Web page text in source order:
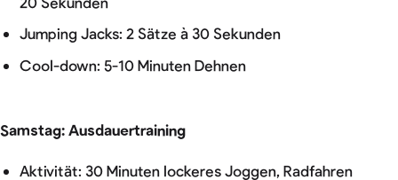
Jumping Jacks: 2 Sätze à 30 Sekunden
Cool-down: 5-10 Minuten Dehnen
Samstag: Ausdauertraining
Aktivität: 30 Minuten lockeres Joggen, Radfahren